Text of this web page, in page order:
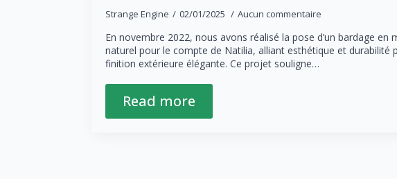
Strange Engine 02/01/2025 Aucun commentaire
En novembre 2022, nous avons réalisé la pose d’un bardage en
naturel pour le compte de Natilia, alliant esthétique et durabilité
finition extérieure élégante. Ce projet souligne…
Read more